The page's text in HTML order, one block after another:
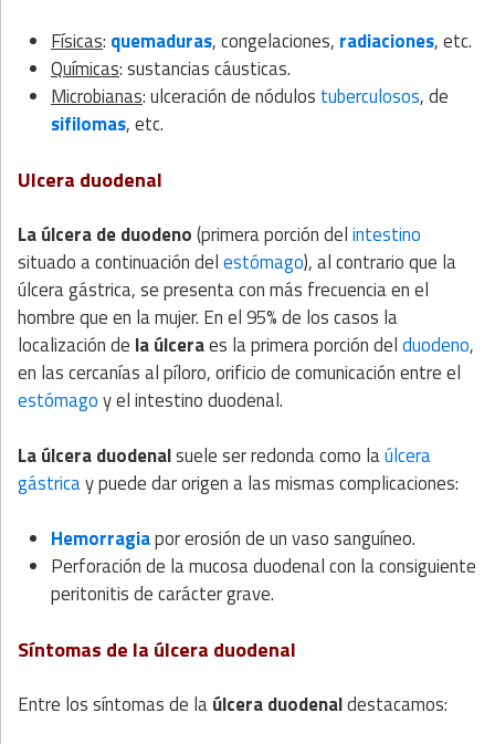
Físicas: quemaduras, congelaciones, radiaciones, etc.
Químicas: sustancias cáusticas.
Microbianas: ulceración de nódulos tuberculosos, de
sifilomas, etc.
Ulcera duodenal
La úlcera de duodeno(primera porción delintestino
situado a continuación delestómago), al contrario que la
úlcera gástrica, se presenta con más frecuencia en el
hombre que en la mujer. En el 95% de los casos la
localización de la úlceraes la primera porción delduodeno,
en las cercanías al píloro, orificio de comunicación entre el
estómagoy el intestino duodenal.
La úlcera duodenalsuele ser redonda como laúlcera
gástricay puede dar origen a las mismas complicaciones:
Hemorragiapor erosión de un vaso sanguíneo.
Perforación de la mucosa duodenal con la consiguiente
peritonitis de carácter grave.
Síntomas de la úlcera duodenal
Entre los síntomas de laúlcera duodenaldestacamos: